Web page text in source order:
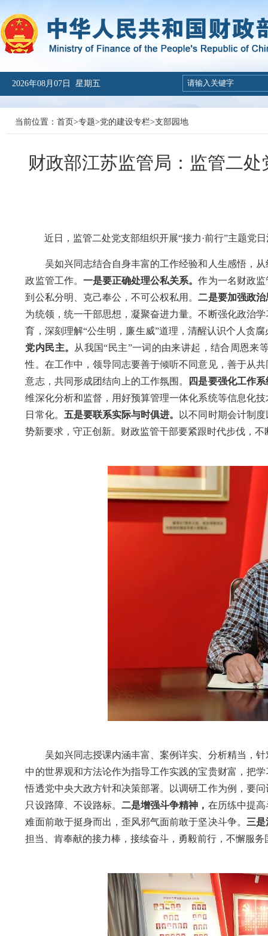
2026年08月07日 星期五
当前位置： 首页>专题>党的建设专栏>支部园地
财政部江苏监管局：监管二处
近日，监管二处党支部组织开展“接力·前行”主题党
吴如兴同志结合自身丰富的工作经验和人生感悟，
政监管工作。 一是要正确处理公私关系。作为一名财政
到公私分明、克己奉公，不可公权私用。二是要加强政治
为统领，统一干部思想，凝聚奋进力量。不断强化政治
育， 深刻理解“公生明，廉生威”道理，清醒认识个人贪腐
党内民主。 从我国“民主”一词的由来讲起，结合周恩来
性。在工作中，领导同志要善于倾听不同意见，善于从
意志， 共同形成团结向上的工作氛围。
四是要强化工作
维深化分析和监督，用好预算管理一体化系统等信息化技
日常化。 五是要联系实际与时俱进。
以不同时期会计制
势新要求 ，守正创新。 财政监管干部要紧跟时代步伐 ，
吴如兴同志授课内涵丰富、案例详实、分析精当， 针
中的世界观和方法论作为指导工作实践的宝贵财富 ，把学
悟透党中央大政方针和决策部署。以调研工作为例，要
只设路障、不设路标。二是增强斗争精神， 在历练中提高
难面前敢于挺身而出，歪风邪气面前敢于坚决斗争。 三是
担当、肯奉献的接力棒，接续奋斗， 勇毅前行，不懈服务